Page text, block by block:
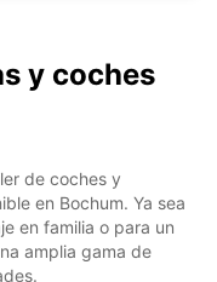
y coches
de coches y
en Bochum. Ya sea
en familia o para un
amplia gama de